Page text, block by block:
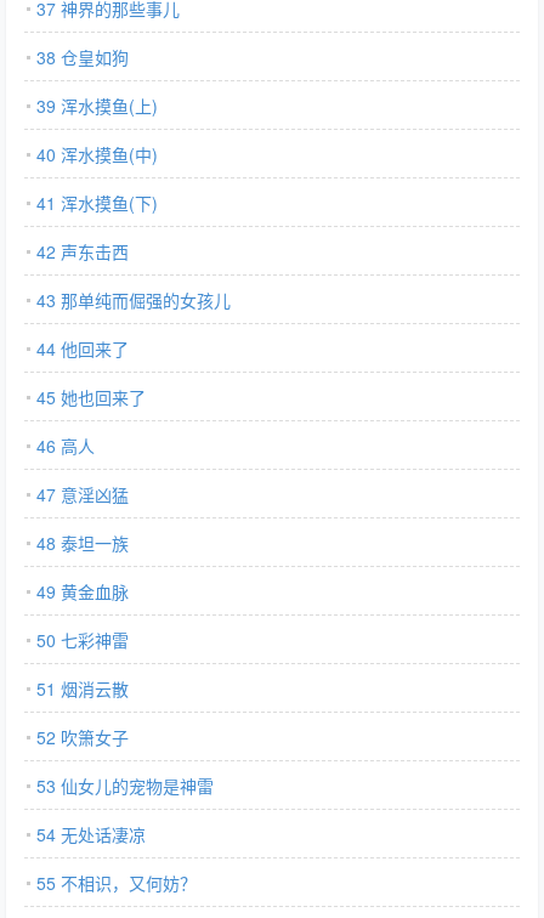
37 神界的那些事儿
38 仓皇如狗
39 浑水摸鱼(上)
40 浑水摸鱼(中)
41 浑水摸鱼(下)
42 声东击西
43 那单纯而倔强的女孩儿
44 他回来了
45 她也回来了
46 高人
47 意淫凶猛
48 泰坦一族
49 黄金血脉
50 七彩神雷
51 烟消云散
52 吹箫女子
53 仙女儿的宠物是神雷
54 无处话凄凉
55 不相识，又何妨？